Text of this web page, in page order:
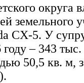
округа
земельного
CX-5. У
– 343
50,5 кв. м,